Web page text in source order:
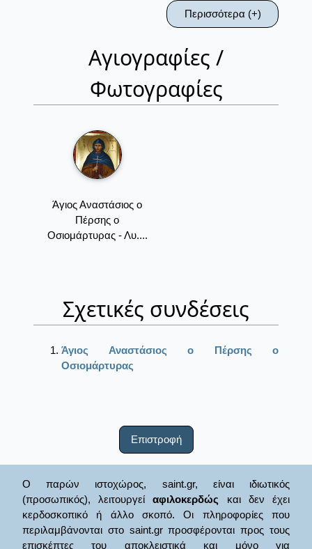
Περισσότερα (+)
Αγιογραφίες /
Φωτογραφίες
Άγιος Αναστάσιος ο
Πέρσης ο
Οσιομάρτυρας - Λυ....
Σχετικές συνδέσεις
Άγιος Αναστάσιος ο Πέρσης ο
Οσιομάρτυρας
Επιστροφή
Ο παρών ιστοχώρος, saint.gr, είναι ιδιωτικός
(προσωπικός), λειτουργείαφιλοκερδώς και δεν έχει
κερδοσκοπικό ή άλλο σκοπό. Οι πληροφορίες που
περιλαμβάνονται στο saint.gr προσφέρονται προς τους
επισκέπτες του αποκλειστικά και μόνο για